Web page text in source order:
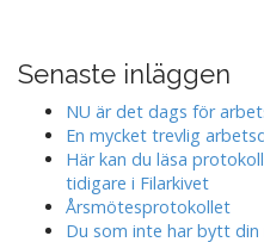
Senaste inläggen
NU är det dags för
En mycket trevlig
Här kan du läsa
tidigare i Filarkivet
Årsmötesprotokollet
Du som inte har bytt din